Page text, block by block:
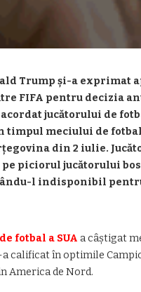
Trump și-a exprimat
FIFA pentru decizia
jucătorului de
timpul meciului de
din 2 iulie.
pe piciorul jucătorului
l indisponibil
fotbal a SUA a câștigat
a calificat în optimile
America de Nord.